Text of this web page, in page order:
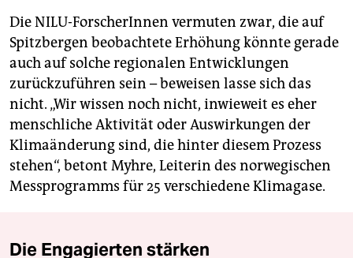
Die NILU-ForscherInnen vermuten zwar, die auf
Spitzbergen beobachtete Erhöhung könnte gerade
auch auf solche regionalen Entwicklungen
zurückzuführen sein – beweisen lasse sich das
nicht. „Wir wissen noch nicht, inwieweit es eher
menschliche Aktivität oder Auswirkungen der
Klimaänderung sind, die hinter diesem Prozess
stehen“, betont Myhre, Leiterin des norwegischen
Messprogramms für 25 verschiedene Klimagase.
Die Engagierten stärken